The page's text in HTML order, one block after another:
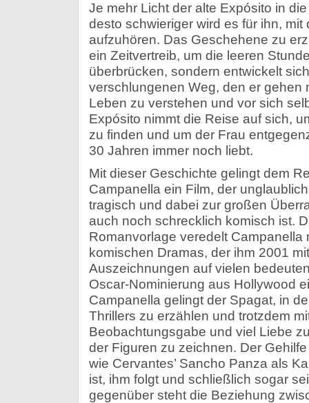
Je mehr Licht der alte Expósito in
desto schwieriger wird es für ihn,
aufzuhören. Das Geschehene zu
ein Zeitvertreib, um die leeren
überbrücken, sondern entwickelt
verschlungenen Weg, den er gehen
Leben zu verstehen und vor sich
Expósito nimmt die Reise auf sich,
zu finden und um der Frau
30 Jahren immer noch liebt.
Mit dieser Geschichte gelingt dem
Campanella ein Film, der
tragisch und dabei zur großen
auch noch schrecklich komisch ist.
Romanvorlage veredelt Campanella
komischen Dramas, der ihm 2001
Auszeichnungen auf vielen
Oscar-Nominierung aus Hollywood
Campanella gelingt der Spagat, in
Thrillers zu erzählen und trotzdem
Beobachtungsgabe und viel Liebe
der Figuren zu zeichnen. Der
wie Cervantes’ Sancho Panza als
ist, ihm folgt und schließlich sogar
gegenüber steht die Beziehung